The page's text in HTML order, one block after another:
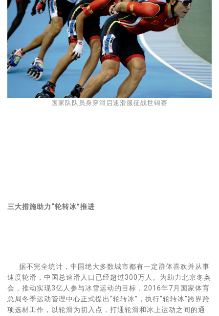
国家队队员身穿滑启速滑服征战世锦赛
三大措施助力“轮转冰”推进
据不完全统计，中国绝大多数城市都有一定群体喜欢并从事
速度轮滑，中国总速滑人口已经超过300万人。为助力北京冬奥
会，推动实现3亿人参与冰雪运动的目标，2016年7月国家体育
总局冬季运动管理中心正式提出“轮转冰”，执行“轮转冰”跨界跨
项选材工作，以轮滑为切入点，打通轮滑和冰上运动之间的通